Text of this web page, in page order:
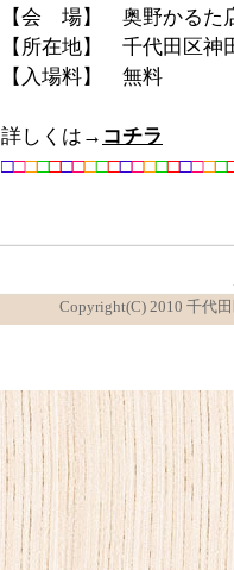
【会 場】 奥野かるた
【所在地】 千代田区神
【入場料】 無料
詳しくは→ コチラ
□□□□□□□□□□□□□□□□□□□
Copyright(C) 2010 千代